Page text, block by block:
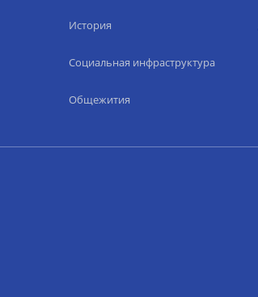
История
Социальная инфраструктура
Общежития